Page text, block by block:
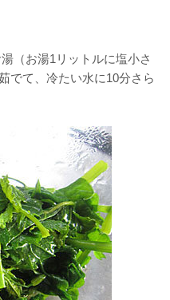
（お湯1リットルに塩小さ
でて、冷たい水に10分さら